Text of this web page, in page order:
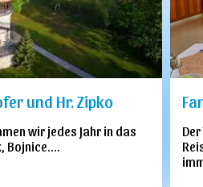
und Hr. Zipko
wir jedes Jahr in das
Bojnice....